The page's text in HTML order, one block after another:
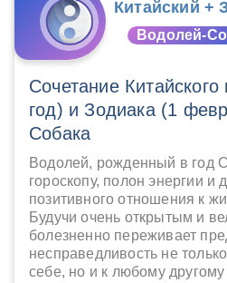
Китайский +
Водолей-
Сочетание Китайского
год) и Зодиака (1
Собака
Водолей, рожденный в год
гороскопу, полон энергии и
позитивного отношения к
Будучи очень открытым и
болезненно переживает
несправедливость не
себе, но и к любому